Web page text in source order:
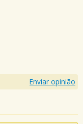
Enviar opinião